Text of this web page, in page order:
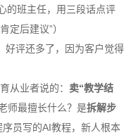
的班主任，用三段话点评
定后建议”）
好评还多了，因为客户觉得
从业者说的： 卖“教学结
师最擅长什么？是拆解步
序员写的AI教程，新人根本